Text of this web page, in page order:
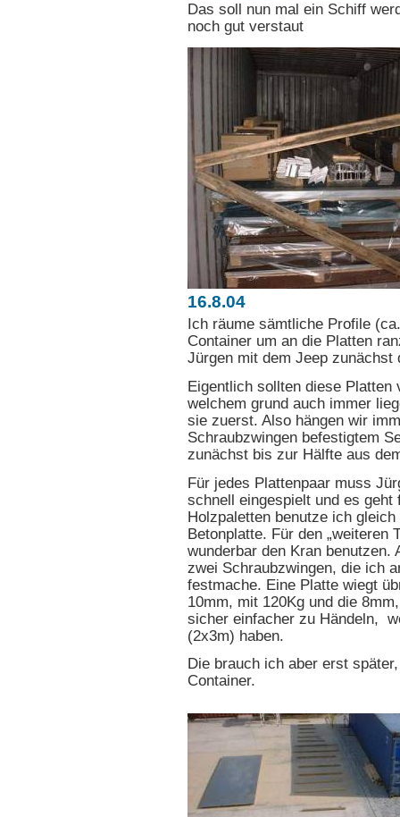
Das soll nun mal ein Schiff
noch gut verstaut
16.8.04
Ich räume sämtliche Profile
Container um an die Platten
Jürgen mit dem Jeep
Eigentlich sollten diese
welchem grund auch immer
sie zuerst. Also hängen wir
Schraubzwingen befestigtem
zunächst bis zur Hälfte aus
Für jedes Plattenpaar muss
schnell eingespielt und es
Holzpaletten benutze ich
Betonplatte. Für den „weiteren
wunderbar den Kran benutzen.
zwei Schraubzwingen, die ich
festmache. Eine Platte wiegt
10mm, mit 120Kg und die
sicher einfacher zu Händeln,
(2x3m) haben.
Die brauch ich aber erst
Container.